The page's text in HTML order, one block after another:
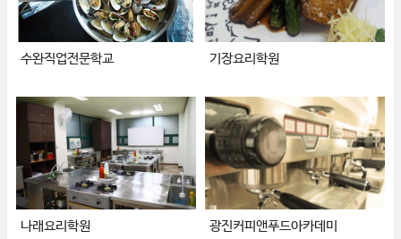
수완직업전문학교 기장요리학원
나래요리학원 광진커피앤푸드아카데미